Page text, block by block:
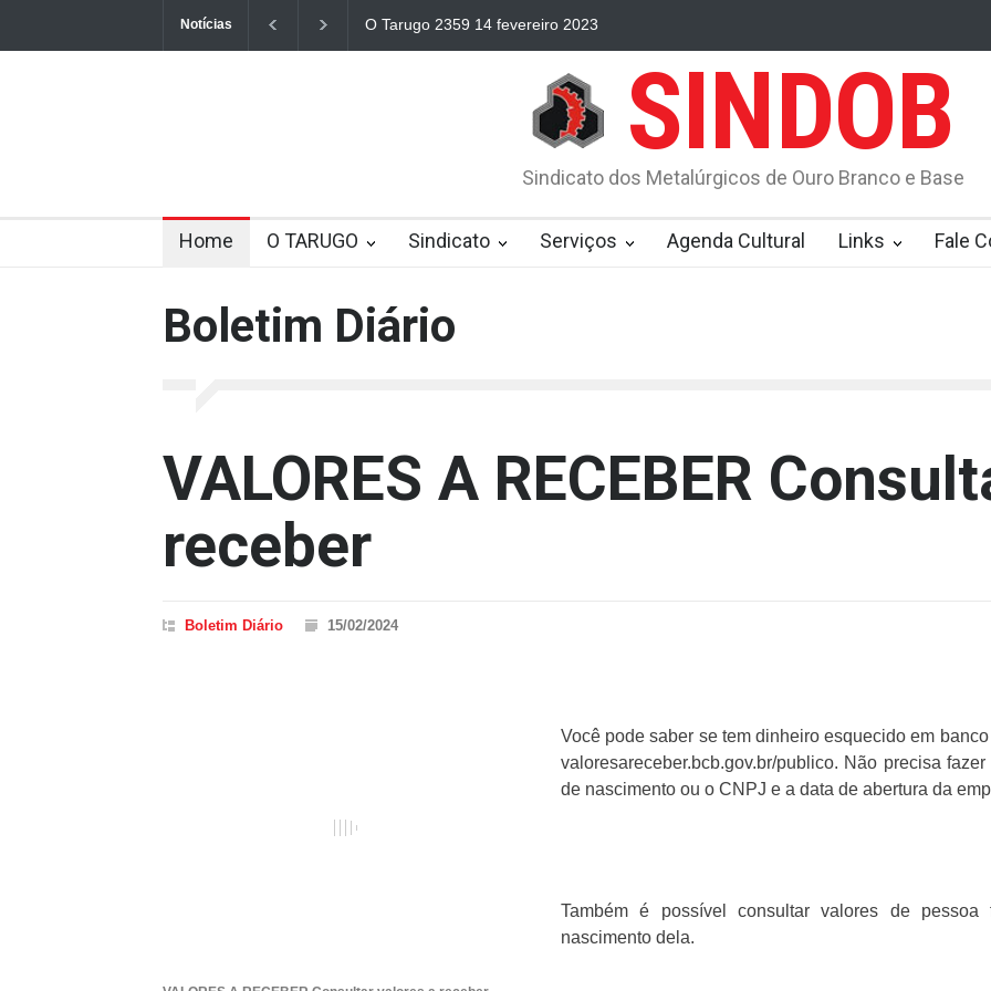
Notícias O Tarugo 2359 14 fevereiro 2023 Se você faz PIX e declara Imposto de Renda
SINDOB
Sindicato dos Metalúrgicos de Ouro Branco e Base
Home O TARUGO Sindicato Serviços Agenda Cultural Links Fale
Boletim Diário
VALORES A RECEBER
receber
Boletim Diário 15/02/2024
Você pode saber se tem dinheiro esquecido em
valoresareceber.bcb.gov.br/publico. Não precisa
de nascimento ou o CNPJ e a data de abertura da
Também é possível consultar valores de
nascimento dela.